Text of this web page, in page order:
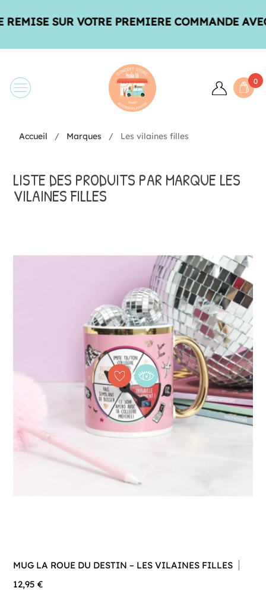
SUR VOTRE PREMIERE COMMANDE AVEC LE
0
Accueil Marques Les vilaines filles
LISTE DES PRODUITS PAR MARQUE LES
VILAINES FILLES
MUG LA ROUE DU DESTIN – LES VILAINES FILLES
12,95 €